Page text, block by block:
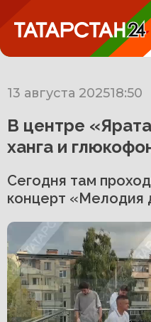
13 августа 202518:50
В центре
ханга и
Сегодня там
концерт «Мелодия